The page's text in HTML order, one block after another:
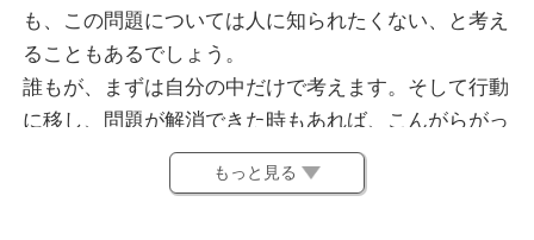
も、この問題については人に知られたくない、と考え
ることもあるでしょう。
誰もが、まずは自分の中だけで考えます。そして行動
に移し、問題が解消できた時もあれば、こんがらがっ
てしまってもう自分の中で解決の糸口が見つからな
い、どうしよう、というところまでいってしまった方
もっと見る